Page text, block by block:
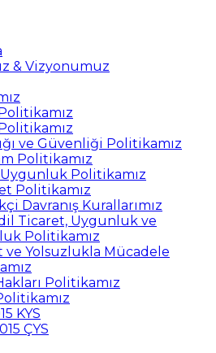
& Vizyonumuz
ve Güvenliği Politikamız
Politikamız
Uygunluk Politikamız
Politikamız
Davranış Kurallarımız
Ticaret, Uygunluk ve
Politikamız
ve Yolsuzlukla Mücadele
Politikamız
KYS
ÇYS